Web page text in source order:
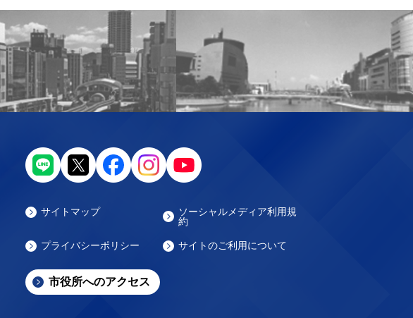
サイトマップ
ソーシャルメディア利用規
約
プライバシーポリシー サイトのご利用について
市役所へのアクセス